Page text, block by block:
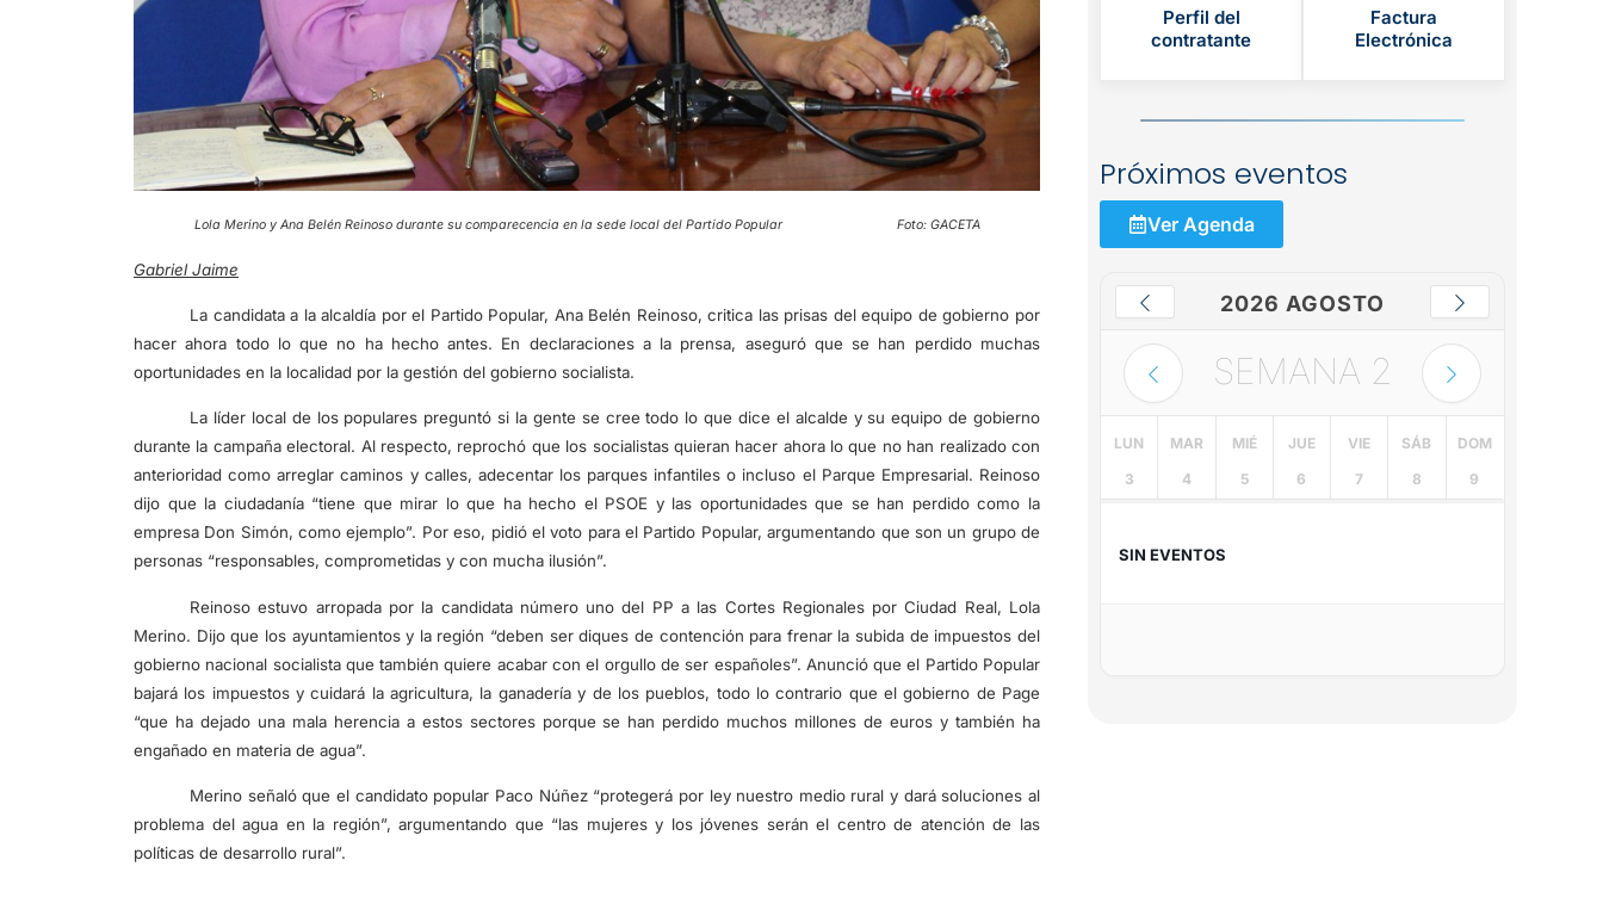
Lola Merino y Ana Belén Reinoso durante su comparecencia en la sede local del Partido Popular Foto: GACETA
Gabriel Jaime
La candidata a la alcaldía por el Partido Popular, Ana Belén Reinoso, critica las prisas del equipo de gobierno por
hacer ahora todo lo que no ha hecho antes. En declaraciones a la prensa, aseguró que se han perdido muchas
oportunidades en la localidad por la gestión del gobierno socialista.
La líder local de los populares preguntó si la gente se cree todo lo que dice el alcalde y su equipo de gobierno
durante la campaña electoral. Al respecto, reprochó que los socialistas quieran hacer ahora lo que no han realizado con
anterioridad como arreglar caminos y calles, adecentar los parques infantiles o incluso el Parque Empresarial. Reinoso
dijo que la ciudadanía “tiene que mirar lo que ha hecho el PSOE y las oportunidades que se han perdido como la
empresa Don Simón, como ejemplo”. Por eso, pidió el voto para el Partido Popular, argumentando que son un grupo de
personas “responsables, comprometidas y con mucha ilusión”.
Reinoso estuvo arropada por la candidata número uno del PP a las Cortes Regionales por Ciudad Real, Lola
Merino. Dijo que los ayuntamientos y la región “deben ser diques de contención para frenar la subida de impuestos del
gobierno nacional socialista que también quiere acabar con el orgullo de ser españoles”. Anunció que el Partido Popular
bajará los impuestos y cuidará la agricultura, la ganadería y de los pueblos, todo lo contrario que el gobierno de Page
“que ha dejado una mala herencia a estos sectores porque se han perdido muchos millones de euros y también ha
engañado en materia de agua”.
Merino señaló que el candidato popular Paco Núñez “protegerá por ley nuestro medio rural y dará soluciones al
problema del agua en la región”, argumentando que “las mujeres y los jóvenes serán el centro de atención de las
políticas de desarrollo rural”.
Perfil del
contratante
Factura
Electrónica
Próximos eventos
Ver Agenda
2026 AGOSTO
SEMANA 2
LUN
3
MAR
4
MIÉ
5
JUE
6
VIE
7
SÁB
8
DOM
9
SIN EVENTOS